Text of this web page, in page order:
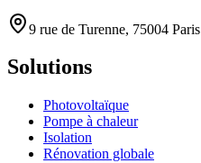
9 rue de Turenne, 75004 Paris
Solutions
Photovoltaïque
Pompe à chaleur
Isolation
Rénovation globale